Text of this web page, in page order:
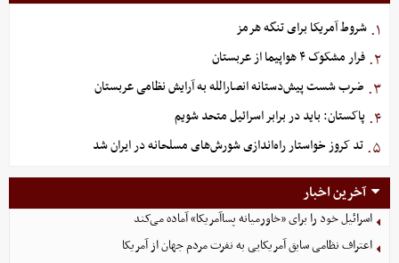
۱. شروط آمریکا برای تنگه هرمز
۲. فرار مشکوک ۴ هواپیما از عربستان
۳. ضرب شست پیش‌دستانه انصارالله به آرایش نظامی عربستان
۴. پاکستان: باید در برابر اسرائیل متحد شویم
۵. تد کروز خواستار راه‌اندازی شورش‌های مسلحانه در ایران شد
آخرین اخبار
اسرائیل خود را برای «خاورمیانه پساآمریکا» آماده می‌کند
اعتراف نظامی سابق آمریکایی به نفرت مردم جهان از آمریکا